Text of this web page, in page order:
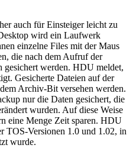
auch für Einsteiger leicht zu
wird ein Laufwerk
einzelne Files mit der Maus
die nach dem Aufruf der
werden. HDU meldet,
Gesicherte Dateien auf der
Archiv-Bit versehen werden.
nur die Daten gesichert, die
wurden. Auf diese Weise
eine Menge Zeit sparen. HDU
TOS-Versionen 1.0 und 1.02, in
wurde.